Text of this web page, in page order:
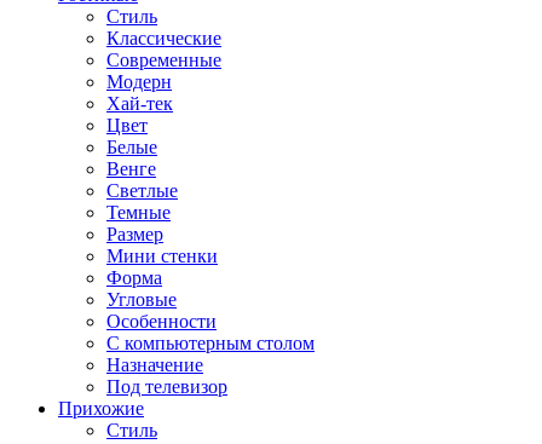
Стиль
Классические
Современные
Модерн
Хай-тек
Цвет
Белые
Венге
Светлые
Темные
Размер
Мини стенки
Форма
Угловые
Особенности
С компьютерным столом
Назначение
Под телевизор
Прихожие
Стиль